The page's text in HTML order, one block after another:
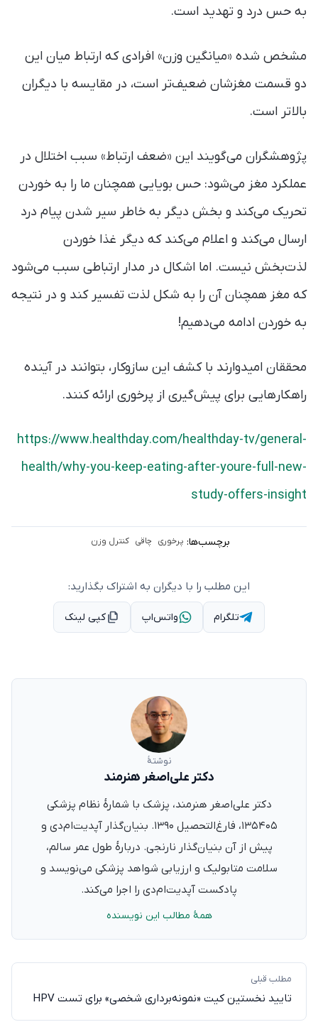
به حس درد و تهدید است.
مشخص شده «میانگین وزن» افرادی که ارتباط میان این
دو قسمت مغزشان ضعیف‌تر است، در مقایسه با دیگران
بالاتر است.
پژوهشگران می‌گویند این «ضعف ارتباط» سبب اختلال در
عملکرد مغز می‌شود: حس بویایی همچنان ما را به خوردن
تحریک می‌کند و بخش دیگر به خاطر سیر شدن پیام درد
ارسال می‌کند و اعلام می‌کند که دیگر غذا خوردن
لذت‌بخش نیست. اما اشکال در مدار ارتباطی سبب می‌شود
که مغز همچنان آن را به شکل لذت تفسیر کند و در نتیجه
به خوردن ادامه می‌دهیم!
محققان امیدوارند با کشف این سازوکار، بتوانند در آینده
راهکارهایی برای پیش‌گیری از پرخوری ارائه کنند.
https://www.healthday.com/healthday-tv/general-
health/why-you-keep-eating-after-youre-full-new-
study-offers-insight
برچسب‌ها: پرخوری چاقی کنترل وزن
این مطلب را با دیگران به اشتراک بگذارید:
تلگرام واتس‌اپ کپی لینک
نوشتهٔ
دکتر علی‌اصغر هنرمند
دکتر علی‌اصغر هنرمند، پزشک با شمارهٔ نظام پزشکی
۱۳۵۴۰۵، فارغ‌التحصیل ۱۳۹۰. بنیان‌گذار آپدیت‌ام‌دی و
پیش از آن بنیان‌گذار نارنجی. دربارهٔ طول عمر سالم،
سلامت متابولیک و ارزیابی شواهد پزشکی می‌نویسد و
پادکست آپدیت‌ام‌دی را اجرا می‌کند.
همهٔ مطالب این نویسنده
مطلب قبلی
تایید نخستین کیت «نمونه‌برداری شخصی» برای تست HPV